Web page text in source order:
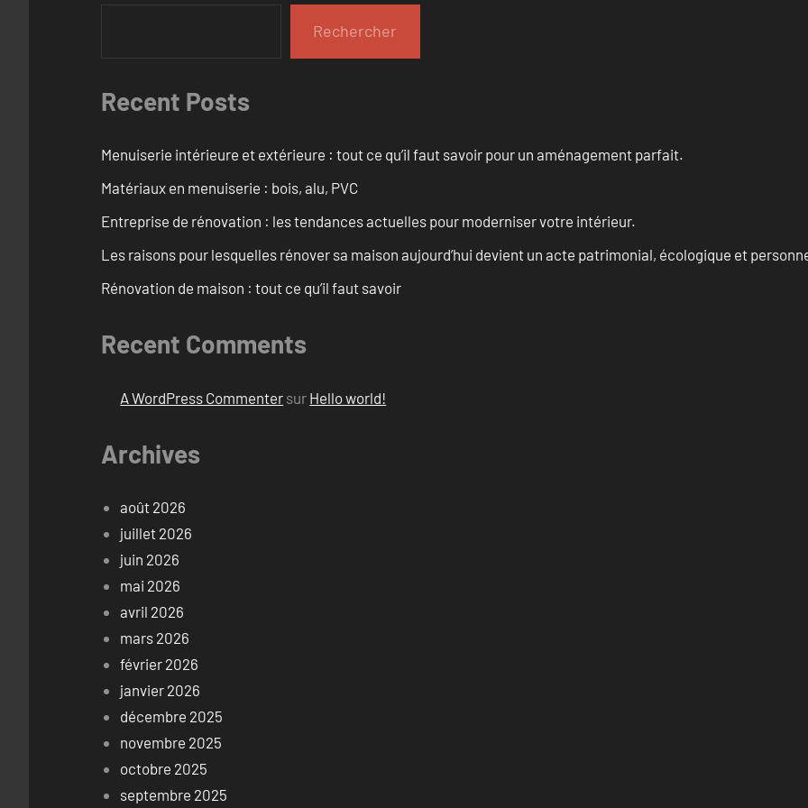
Rechercher
Recent Posts
Menuiserie intérieure et extérieure : tout ce qu’il faut savoir pour un aménagement parfait.
Matériaux en menuiserie : bois, alu, PVC
Entreprise de rénovation : les tendances actuelles pour moderniser votre intérieur.
Les raisons pour lesquelles rénover sa maison aujourd’hui devient un acte patrimonial, écologique et
Rénovation de maison : tout ce qu’il faut savoir
Recent Comments
A WordPress Commenter sur Hello world!
Archives
août 2026
juillet 2026
juin 2026
mai 2026
avril 2026
mars 2026
février 2026
janvier 2026
décembre 2025
novembre 2025
octobre 2025
septembre 2025